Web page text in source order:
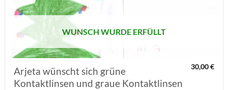
WUNSCH WURDE ERFÜLLT
Arjeta wünscht sich grüne
Kontaktlinsen und graue Kontaktlinsen
30,00€